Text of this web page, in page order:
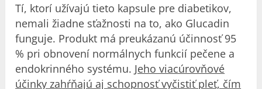
Tí, ktorí užívajú tieto kapsule pre diabetikov,
nemali žiadne sťažnosti na to, ako Glucadin
funguje. Produkt má preukázanú účinnosť 95
% pri obnovení normálnych funkcií pečene a
endokrinného systému. Jeho viacúrovňové
účinky zahŕňajú aj schopnosť vyčistiť pleť, čím